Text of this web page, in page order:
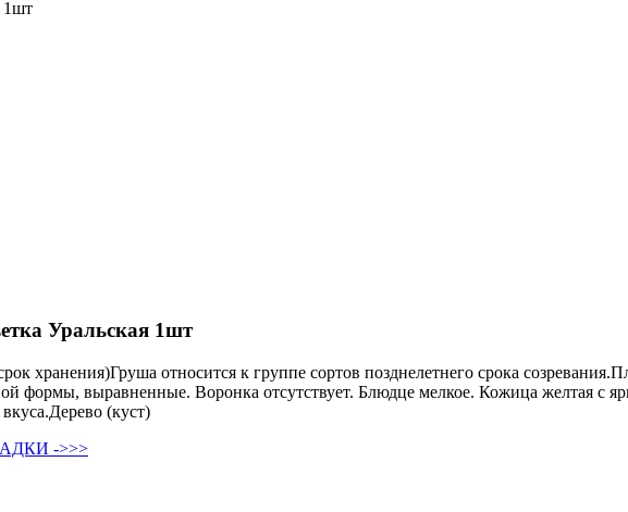
1шт
Уральская 1шт
хранения)Груша относится к группе сортов позднелетнего срока
формы, выравненные. Воронка отсутствует. Блюдце мелкое. Кожица желтая с
(куст)
->>>